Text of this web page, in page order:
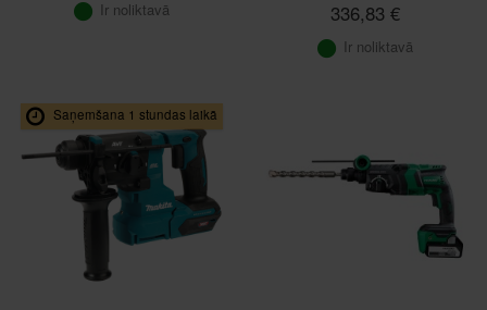
Ir noliktavā 336,83 €
Ir noliktavā
Saņemšana 1 stundas laikā